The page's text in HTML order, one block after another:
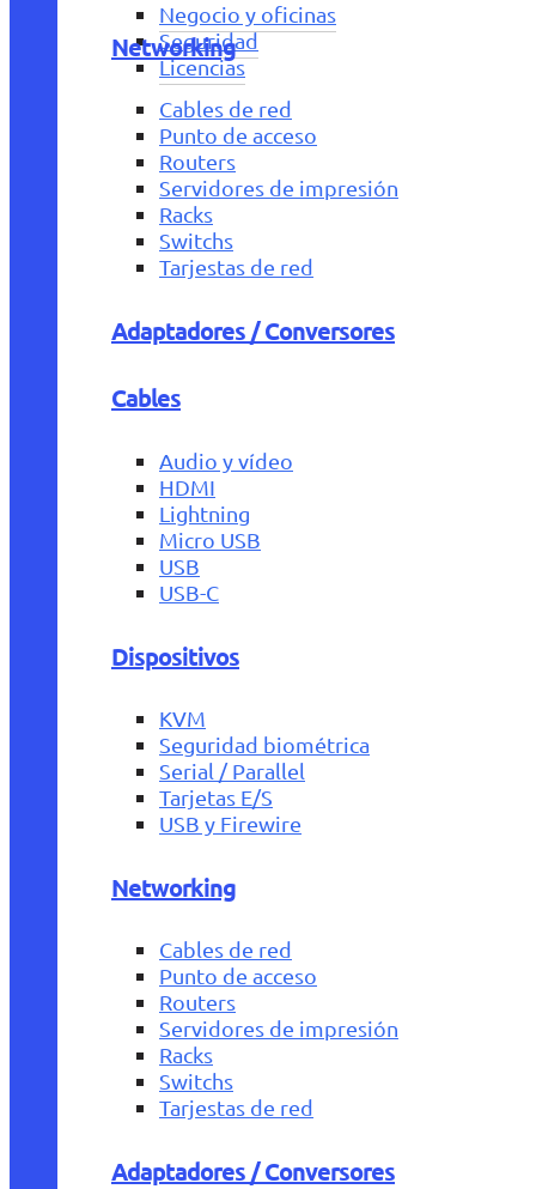
Negocio y oficinas
Seguridad
Licencias
Networking
Cables de red
Punto de acceso
Routers
Servidores de impresión
Racks
Switchs
Tarjestas de red
Adaptadores / Conversores
Cables
Audio y vídeo
HDMI
Lightning
Micro USB
USB
USB-C
Dispositivos
KVM
Seguridad biométrica
Serial / Parallel
Tarjetas E/S
USB y Firewire
Networking
Cables de red
Punto de acceso
Routers
Servidores de impresión
Racks
Switchs
Tarjestas de red
Adaptadores / Conversores